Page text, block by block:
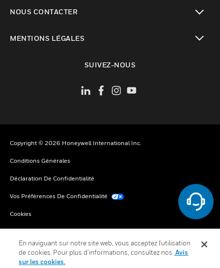
NOUS CONTACTER
MENTIONS LÉGALES
SUIVEZ-NOUS
Copyright © 2026 Honeywell International Inc.
Conditions Générales
Déclaration De Confidentialité
Vos Préférences De Confidentialité
Cookies
En naviguant sur notre site web, vous acceptez l'utilisation
de cookies. Pour plus d’informations, consultez nos Avis
sur les cookies.